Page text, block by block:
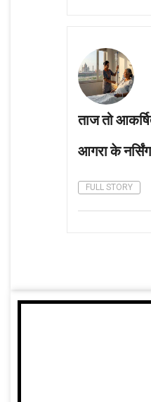
ताज तो
आगरा के
FULL STORY